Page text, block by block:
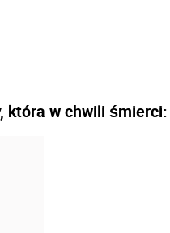
która w chwili śmierci: